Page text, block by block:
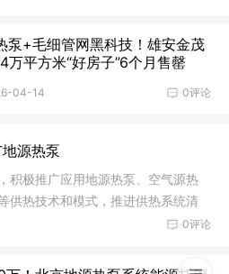
泵+毛细管网黑科技！雄安金茂
万平方米“好房子”6个月售罄
0评论
04-14
源热泵
积极推广应用地源热泵、空气源热
供热技术和模式，推进供热系统清
0评论